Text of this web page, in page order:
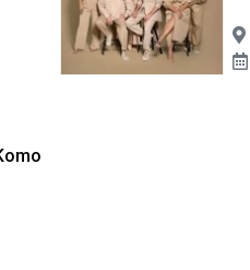
Recitál - Čadca